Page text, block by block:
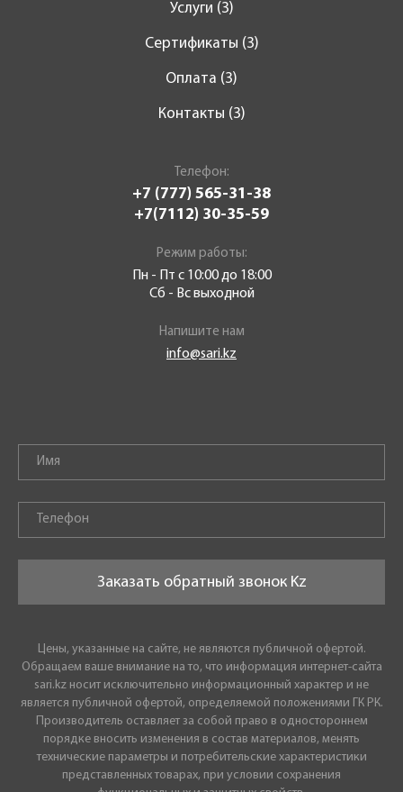
Услуги (3)
Сертификаты (3)
Оплата (3)
Контакты (3)
Телефон:
+7 (777) 565-31-38
+7(7112) 30-35-59
Режим работы:
Пн - Пт с 10:00 до 18:00
Сб - Вс выходной
Напишите нам
info@sari.kz
Заказать обратный звонок Kz
Цены, указанные на сайте, не являются публичной офертой.
Обращаем ваше внимание на то, что информация интернет-сайта
sari.kz носит исключительно информационный характер и не
является публичной офертой, определяемой положениями ГК РК.
Производитель оставляет за собой право в одностороннем
порядке вносить изменения в состав материалов, менять
технические параметры и потребительские характеристики
представленных товарах, при условии сохранения